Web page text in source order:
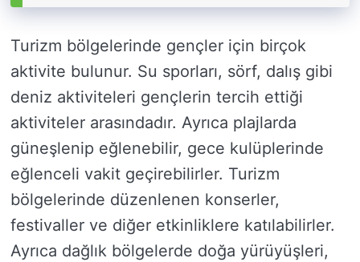
Turizm bölgelerinde gençler için birçok
aktivite bulunur. Su sporları, sörf, dalış gibi
deniz aktiviteleri gençlerin tercih ettiği
aktiviteler arasındadır. Ayrıca plajlarda
güneşlenip eğlenebilir, gece kulüplerinde
eğlenceli vakit geçirebilirler. Turizm
bölgelerinde düzenlenen konserler,
festivaller ve diğer etkinliklere katılabilirler.
Ayrıca dağlık bölgelerde doğa yürüyüşleri,